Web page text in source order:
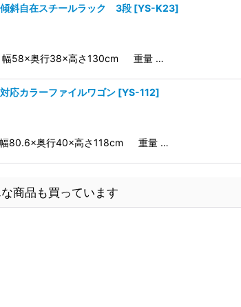
傾斜自在スチールラック 3段 [YS-K23]
幅58×奥行38×高さ130cm 重量 …
応カラーファイルワゴン [YS-112]
幅80.6×奥行40×高さ118cm 重量 …
商品も買っています